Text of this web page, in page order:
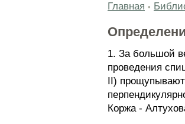
Главная •
1. За большой
проведения
II) прощупывают
Коржа -